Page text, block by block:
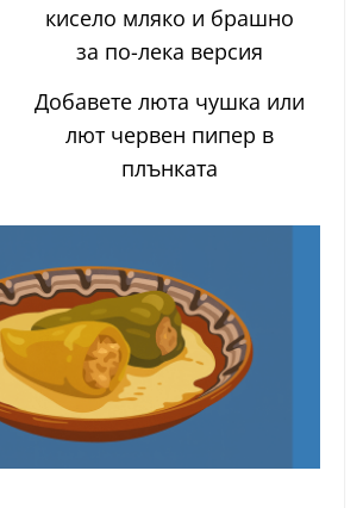
кисело мляко и брашно
за по-лека версия
Добавете люта чушка или
лют червен пипер в
плънката